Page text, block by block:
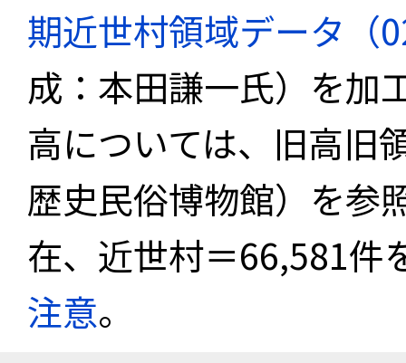
期近世村領域データ（
成：本田謙一氏）を加
高については、旧高旧
歴史民俗博物館）を参
在、近世村＝66,581件
注意。